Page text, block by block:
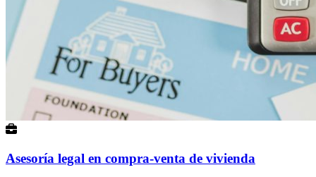
Asesoría legal en compra-venta de vivienda